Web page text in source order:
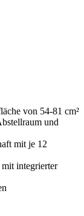
von 54-81 cm²
und
mit je 12
mit integrierter